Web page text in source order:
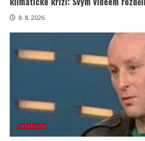
8. 8. 2026
Celebrity